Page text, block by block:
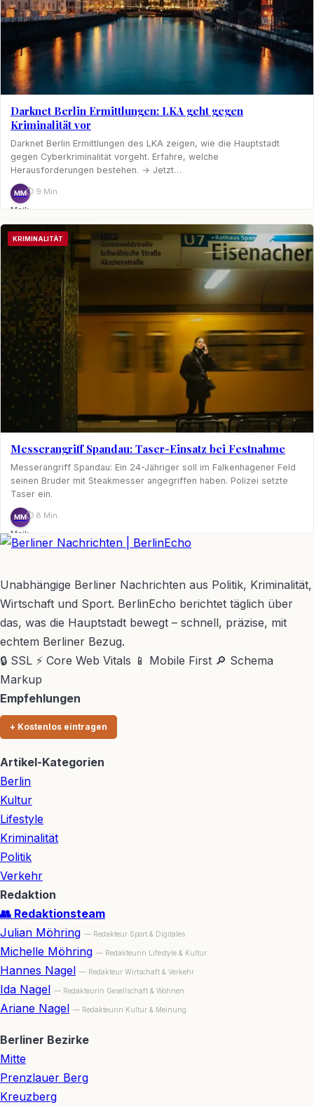
Darknet Berlin Ermittlungen: LKA geht gegen
Kriminalität vor
Darknet Berlin Ermittlungen des LKA zeigen, wie die Hauptstadt
gegen Cyberkriminalität vorgeht. Erfahre, welche
Herausforderungen bestehen. → Jetzt…
MM
Maik
⏱ 9 Min.
KRIMINALITÄT
Messerangriff Spandau: Taser-Einsatz bei Festnahme
Messerangriff Spandau: Ein 24-Jähriger soll im Falkenhagener Feld
seinen Bruder mit Steakmesser angegriffen haben. Polizei setzte
Taser ein.
MM
Maik
Möhring
⏱ 8 Min.
Unabhängige Berliner Nachrichten aus Politik, Kriminalität,
Wirtschaft und Sport. BerlinEcho berichtet täglich über
das, was die Hauptstadt bewegt – schnell, präzise, mit
echtem Berliner Bezug.
🔒 SSL ⚡ Core Web Vitals 📱 Mobile First 🔎 Schema
Markup
Empfehlungen
+ Kostenlos eintragen
Artikel-Kategorien
Berlin
Kultur
Lifestyle
Kriminalität
Politik
Verkehr
Redaktion
👥 Redaktionsteam
Julian Möhring — Redakteur Sport & Digitales
Michelle Möhring — Redakteurin Lifestyle & Kultur
Hannes Nagel — Redakteur Wirtschaft & Verkehr
Ida Nagel — Redakteurin Gesellschaft & Wohnen
Ariane Nagel — Redakteurin Kultur & Meinung
Berliner Bezirke
Mitte
Prenzlauer Berg
Kreuzberg